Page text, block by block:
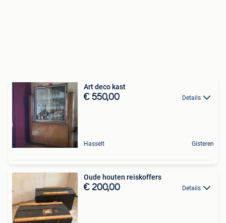
Art deco kast
€ 550,00 Details
Hasselt Gisteren
Oude houten reiskoffers
€ 200,00 Details